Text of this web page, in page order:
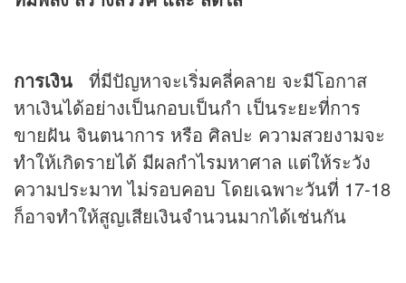
การเงิน ที่มีปัญหาจะเริ่มคลี่คลาย จะมีโอกาส
หาเงินได้อย่างเป็นกอบเป็นกำ เป็นระยะที่การ
ขายฝัน จินตนาการ หรือ ศิลปะ ความสวยงามจะ
ทำให้เกิดรายได้ มีผลกำไรมหาศาล แต่ให้ระวัง
ความประมาท ไม่รอบคอบ โดยเฉพาะวันที่ 17-18
ก็อาจทำให้สูญเสียเงินจำนวนมากได้เช่นกัน